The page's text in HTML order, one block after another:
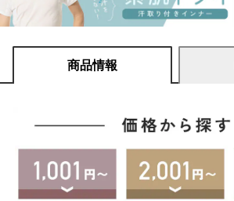
商品情報